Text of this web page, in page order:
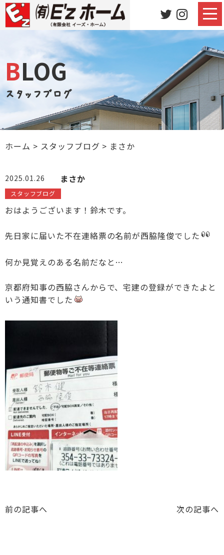
BLOG
スタッフブログ
ホーム > スタッフブログ > まさか
2025.01.26 まさか
スタッフブログ
おはようございます！鈴木です。
先日家に届いた不在連絡票の名前が西脇隆俊でした
何か見覚えのある名前だなと…
京都府知事の西脇さんからで、宅建の登録ができたよと
いう通知書でした
前の記事へ 次の記事へ